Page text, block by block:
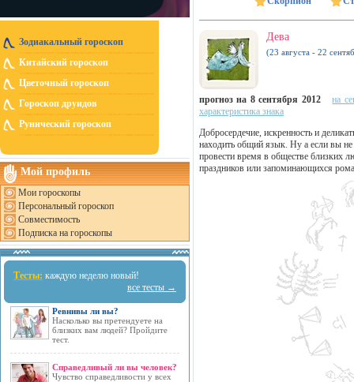
Зодиакальный гороскоп
Китайский гороскоп
Цветочный гороскоп
Гороскоп друидов
Рунический гороскоп
Мой профиль
Мои гороскопы
Персональный гороскоп
Совместимость
Подписка на гороскопы
Тесты: каждую неделю новый!
все тесты →
Ревнивы ли вы?
Насколько вы претендуете на
близких вам людей? Пройдите
тест.
Справедливый ли вы человек?
Чувство справедливости у всех
Дева
(23 августа - 22
прогноз на 8 сентября 2012
на
характеристика знака
Добросердечие, искренность и
находить общий язык. Ну а если вы не
провести время в обществе близких
праздников или запоминающихся